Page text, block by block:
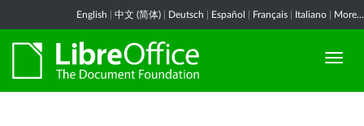
English 中文 (简体) Deutsch Español Français Italiano More...